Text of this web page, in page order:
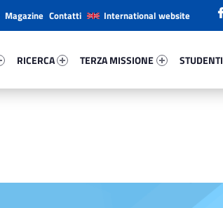
RICERCA
TERZA MISSIONE
STUDENTI
Magazine Contatti International website